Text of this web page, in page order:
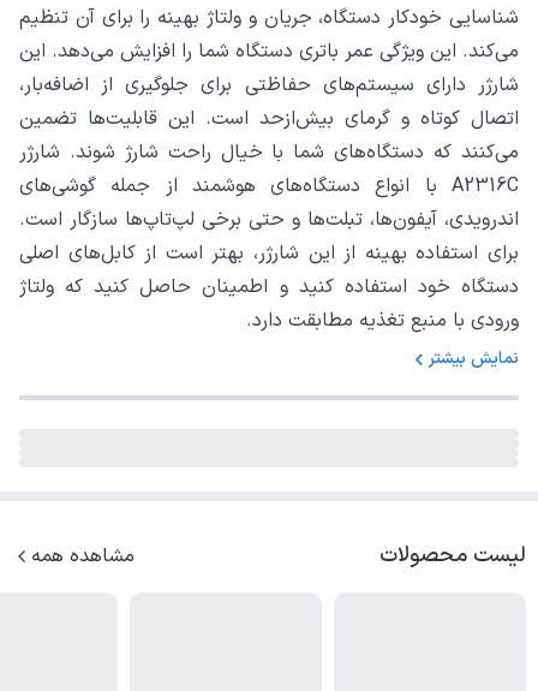
شناسایی خودکار دستگاه، جریان و ولتاژ بهینه را برای آن تنظیم
می‌کند. این ویژگی عمر باتری دستگاه شما را افزایش می‌دهد. این
شارژر دارای سیستم‌های حفاظتی برای جلوگیری از اضافه‌بار،
اتصال کوتاه و گرمای بیش‌ازحد است. این قابلیت‌ها تضمین
می‌کنند که دستگاه‌های شما با خیال راحت شارژ شوند. شارژر
A2316C با انواع دستگاه‌های هوشمند از جمله گوشی‌های
اندرویدی، آیفون‌ها، تبلت‌ها و حتی برخی لپ‌تاپ‌ها سازگار است.
برای استفاده بهینه از این شارژر، بهتر است از کابل‌های اصلی
دستگاه خود استفاده کنید و اطمینان حاصل کنید که ولتاژ
ورودی با منبع تغذیه مطابقت دارد.
نمایش بیشتر
لیست محصولات مشاهده همه